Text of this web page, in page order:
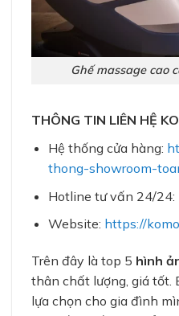
Ghế massage cao
THÔNG TIN LIÊN HỆ
Hệ thống cửa hàng:
thong-showroom-
Hotline tư vấn 24/24:
Website: https://
Trên đây là top 5 hình
thân chất lượng, giá tốt.
lựa chọn cho gia đình